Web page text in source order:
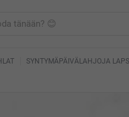
SYNTYMÄPÄIVÄLAHJOJA